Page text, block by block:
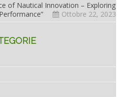
of Nautical Innovation – Exploring
Ottobre 22, 2023